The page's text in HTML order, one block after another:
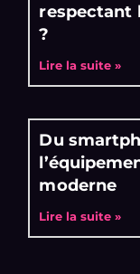
respectant
?
Lire la suite »
Du
moderne
Lire la suite »